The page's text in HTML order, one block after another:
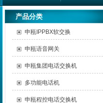
产品分类
申瓯IPPBX软交换
申瓯语音网关
申瓯集团电话交换机
多功能电话机
申瓯程控电话交换机